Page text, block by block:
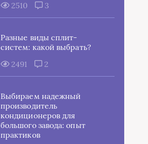
2510
3
Разные виды сплит-
систем: какой выбрать?
2491
2
Выбираем надежный
производитель
кондиционеров для
большого завода: опыт
практиков